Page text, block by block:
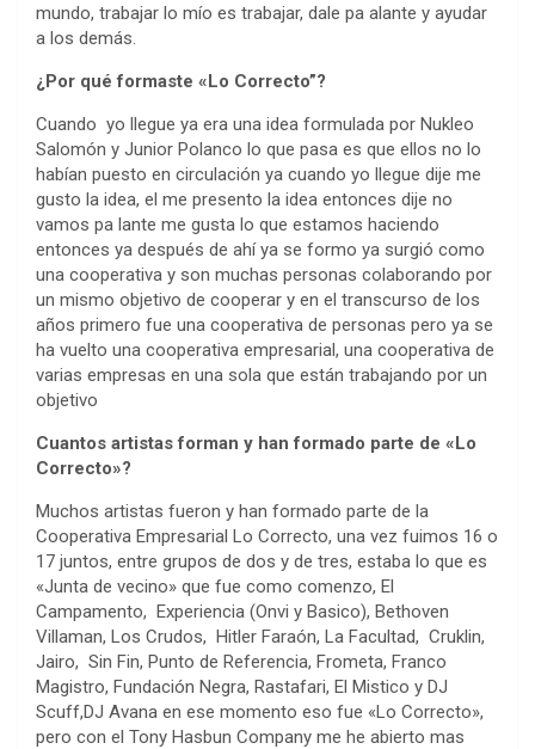
mundo, trabajar lo mío es trabajar, dale pa alante y ayudar
a los demás.
¿Por qué formaste «Lo Correcto”?
Cuando yo llegue ya era una idea formulada por Nukleo
Salomón y Junior Polanco lo que pasa es que ellos no lo
habían puesto en circulación ya cuando yo llegue dije me
gusto la idea, el me presento la idea entonces dije no
vamos pa lante me gusta lo que estamos haciendo
entonces ya después de ahí ya se formo ya surgió como
una cooperativa y son muchas personas colaborando por
un mismo objetivo de cooperar y en el transcurso de los
años primero fue una cooperativa de personas pero ya se
ha vuelto una cooperativa empresarial, una cooperativa de
varias empresas en una sola que están trabajando por un
objetivo
Cuantos artistas forman y han formado parte de «Lo
Correcto»?
Muchos artistas fueron y han formado parte de la
Cooperativa Empresarial Lo Correcto, una vez fuimos 16 o
17 juntos, entre grupos de dos y de tres, estaba lo que es
«Junta de vecino» que fue como comenzo, El
Campamento, Experiencia (Onvi y Basico), Bethoven
Villaman, Los Crudos, Hitler Faraón, La Facultad, Cruklin,
Jairo, Sin Fin, Punto de Referencia, Frometa, Franco
Magistro, Fundación Negra, Rastafari, El Mistico y DJ
Scuff,DJ Avana en ese momento eso fue «Lo Correcto»,
pero con el Tony Hasbun Company me he abierto mas